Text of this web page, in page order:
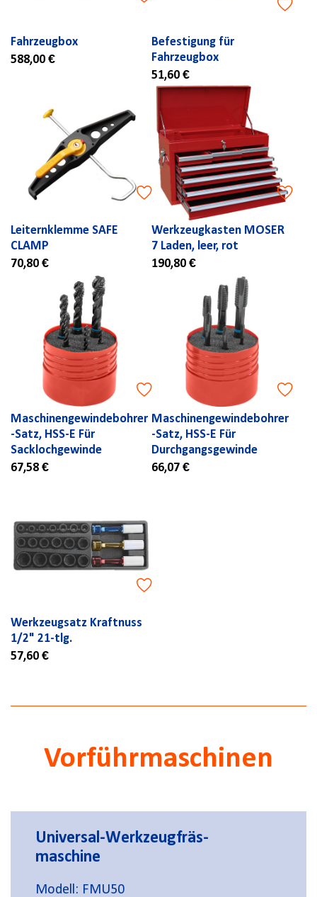
Fahrzeugbox
588,00 €
Befestigung für
Fahrzeugbox
51,60 €
Leiternklemme SAFE
CLAMP
70,80 €
Werkzeugkasten MOSER
7 Laden, leer, rot
190,80 €
Maschinengewindebohrer
-Satz, HSS-E Für
Sacklochgewinde
67,58 €
Maschinengewindebohrer
-Satz, HSS-E Für
Durchgangsgewinde
66,07 €
Werkzeugsatz Kraftnuss
1/2" 21-tlg.
57,60 €
Vorführmaschinen
Universal-Werkzeugfräs-
maschine
Modell: FMU50